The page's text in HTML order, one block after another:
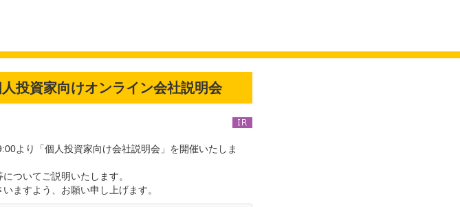
投資家向けオンライン会社説明会
より「個人投資家向け会社説明会」を開催いたしま
ついてご説明いたします。
ますよう、お願い申し上げます。